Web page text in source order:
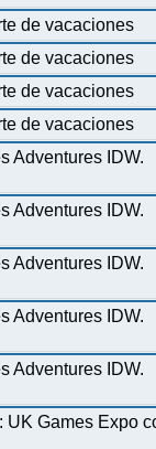
de vacaciones
de vacaciones
de vacaciones
de vacaciones
Adventures IDW.
Adventures IDW.
Adventures IDW.
Adventures IDW.
Adventures IDW.
UK Games Expo